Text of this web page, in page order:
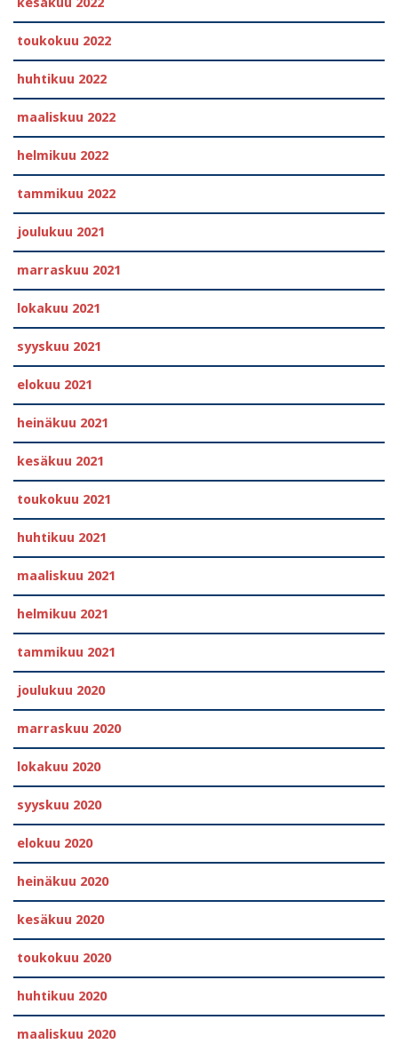
toukokuu 2022
huhtikuu 2022
maaliskuu 2022
helmikuu 2022
tammikuu 2022
joulukuu 2021
marraskuu 2021
lokakuu 2021
syyskuu 2021
elokuu 2021
heinäkuu 2021
kesäkuu 2021
toukokuu 2021
huhtikuu 2021
maaliskuu 2021
helmikuu 2021
tammikuu 2021
joulukuu 2020
marraskuu 2020
lokakuu 2020
syyskuu 2020
elokuu 2020
heinäkuu 2020
kesäkuu 2020
toukokuu 2020
huhtikuu 2020
maaliskuu 2020